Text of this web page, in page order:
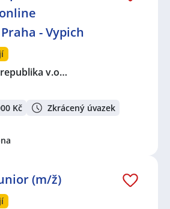
- Vypich
v.o…
Kč Zkrácený úvazek
(m/ž)